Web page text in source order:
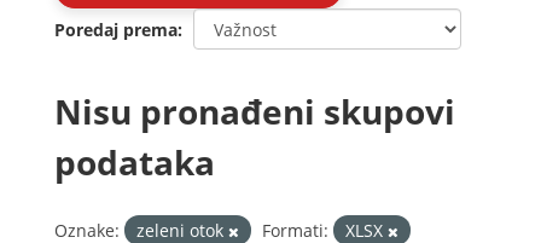
Poredaj prema
Nisu pronađeni skupovi
podataka
Oznake: zeleni otok Formati:
XLSX